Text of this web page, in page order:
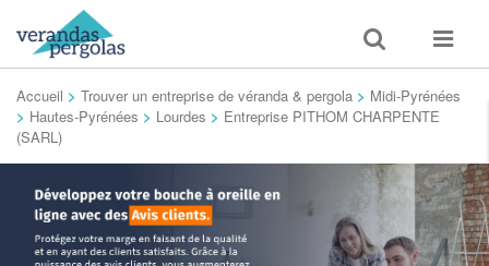
Toggle
search
Toggle
Accueil > Trouver un entreprise de véranda & pergola > Midi-Pyrénées
> Hautes-Pyrénées > Lourdes > Entreprise PITHOM CHARPENTE
(SARL)